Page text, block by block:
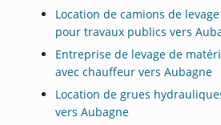
Location de camions de
pour travaux publics vers
Entreprise de levage de
avec chauffeur vers Aubagne
Location de grues
vers Aubagne